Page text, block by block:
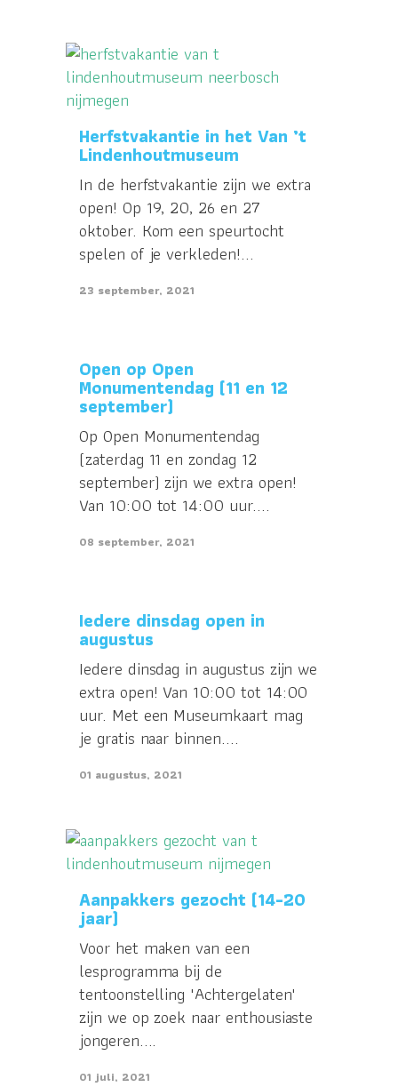
Herfstvakantie in het Van ’t
Lindenhoutmuseum
In de herfstvakantie zijn we extra
open! Op 19, 20, 26 en 27
oktober. Kom een speurtocht
spelen of je verkleden!...
23 september, 2021
Open op Open
Monumentendag (11 en 12
september)
Op Open Monumentendag
(zaterdag 11 en zondag 12
september) zijn we extra open!
Van 10:00 tot 14:00 uur....
08 september, 2021
Iedere dinsdag open in
augustus
Iedere dinsdag in augustus zijn we
extra open! Van 10:00 tot 14:00
uur. Met een Museumkaart mag
je gratis naar binnen....
01 augustus, 2021
Aanpakkers gezocht (14-20
jaar)
Voor het maken van een
lesprogramma bij de
tentoonstelling 'Achtergelaten'
zijn we op zoek naar enthousiaste
jongeren....
01 juli, 2021